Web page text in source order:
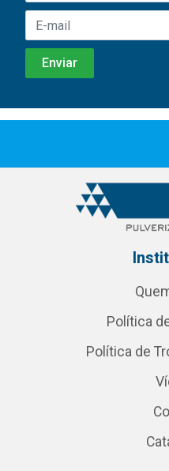
Política
Política de